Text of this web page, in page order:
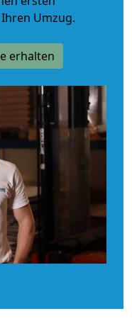
Umzug.
erhalten